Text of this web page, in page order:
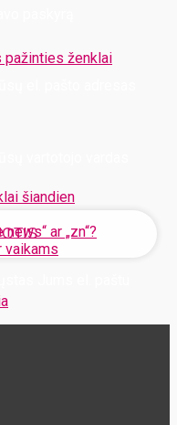
pažinties ženklai
šiandien
ar „zn“?
vaikams
paskyrą
Jums el. paštu